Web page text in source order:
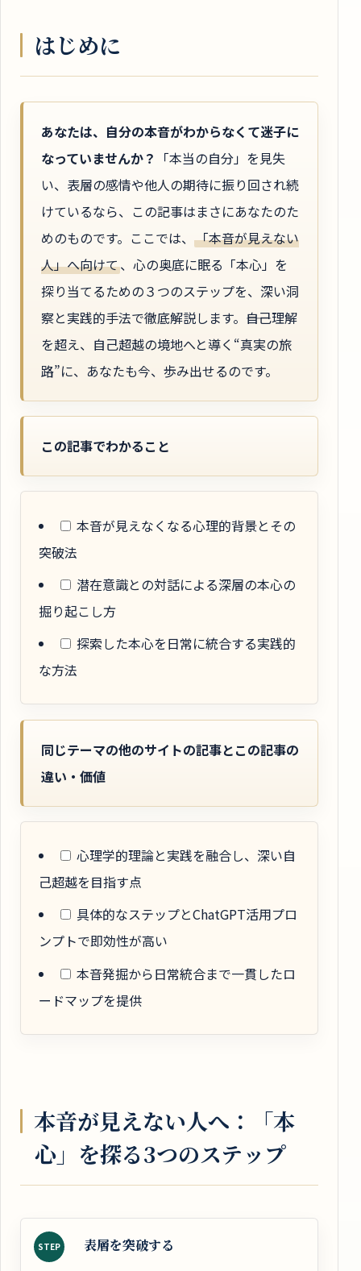
はじめに
あなたは、自分の本音がわからなくて迷子に
なっていませんか？ 「本当の自分」を見失
い、表層の感情や他人の期待に振り回され続
けているなら、この記事はまさにあなたのた
めのものです。ここでは、 「本音が見えない
人」へ向けて、心の奥底に眠る「本心」を
探り当てるための３つのステップを、深い洞
察と実践的手法で徹底解説します。――自己理解
を超え、自己超越の境地へと導く“真実の旅
路”に、あなたも今、歩み出せるのです。
この記事でわかること
本音が見えなくなる心理的背景とその
突破法
潜在意識との対話による深層の本心の
掘り起こし方
探索した本心を日常に統合する実践的
な方法
同じテーマの他のサイトの記事とこの記事の
違い・価値
心理学的理論と実践を融合し、深い自
己超越を目指す点
具体的なステップとChatGPT活用プロ
ンプトで即効性が高い
本音発掘から日常統合まで一貫したロ
ードマップを提供
本音が見えない人へ：「本
心」を探る3つのステップ
STEP 表層を突破する